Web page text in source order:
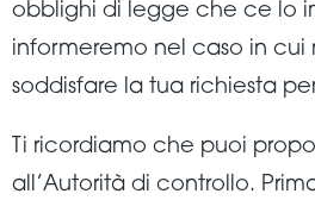
obblighi di legge che ce lo
informeremo nel caso in cui
soddisfare la tua richiesta
Ti ricordiamo che puoi
all’Autorità di controllo.